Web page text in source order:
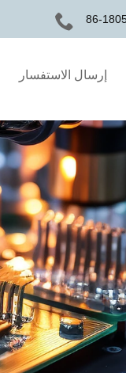
إرسال الاستفسار